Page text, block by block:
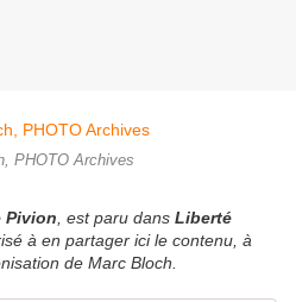
PHOTO Archives
Pivion , est paru dans Liberté
à en partager ici le contenu, à
de Marc Bloch.